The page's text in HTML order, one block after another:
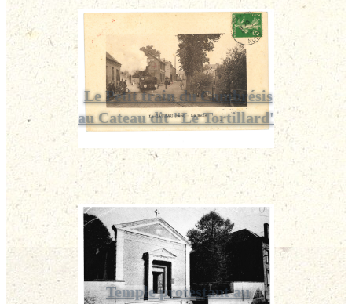
Le Petit train du Cambrésis
au Cateau dit "Le Tortillard'
Temple protestant au